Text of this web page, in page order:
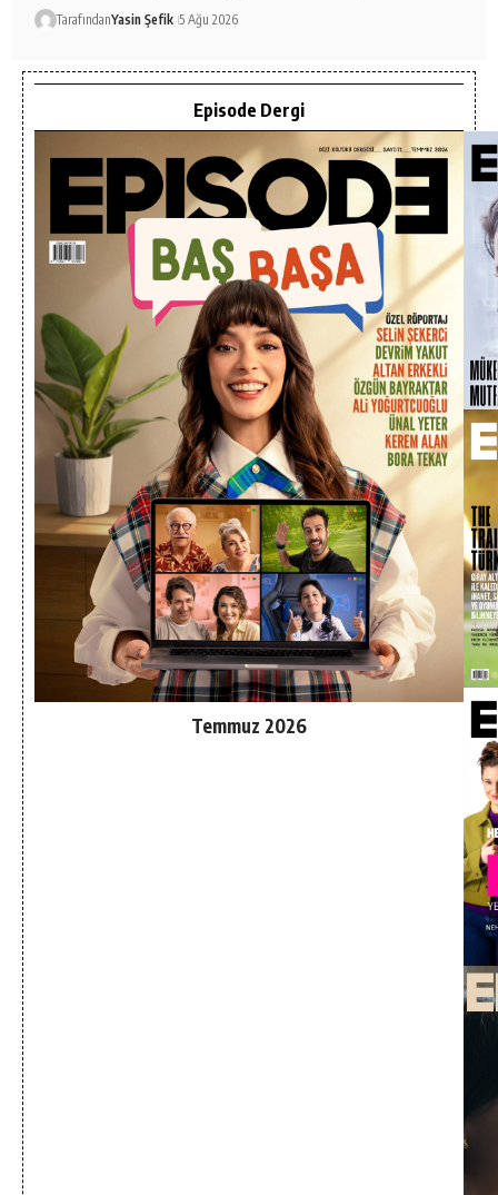
TarafındanYasin Şefik 5 Ağu 2026
Episode Dergi
Temmuz 2026